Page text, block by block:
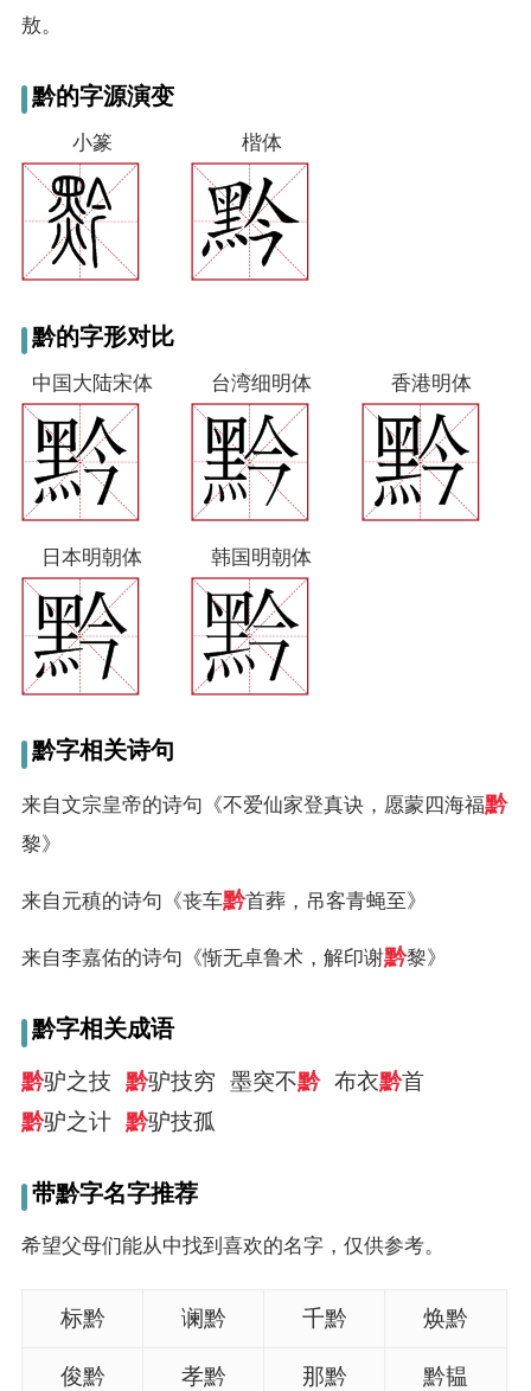
敖。
黔的字源演变
小篆 楷体
黔的字形对比
中国大陆宋体 台湾细明体 香港明体
日本明朝体 韩国明朝体
黔字相关诗句
来自文宗皇帝的诗句《不爱仙家登真诀，愿蒙四海福黔
黎》
来自元稹的诗句《丧车黔首葬，吊客青蝇至》
来自李嘉佑的诗句《惭无卓鲁术，解印谢黔黎》
黔字相关成语
黔驴之技 黔驴技穷 墨突不黔 布衣黔首
黔驴之计 黔驴技孤
带黔字名字推荐
希望父母们能从中找到喜欢的名字，仅供参考。
标黔 谰黔 千黔 焕黔
俊黔 孝黔 那黔 黔韫